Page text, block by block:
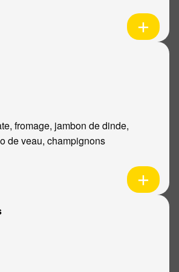
fromage, jambon de dinde,
de veau, champignons